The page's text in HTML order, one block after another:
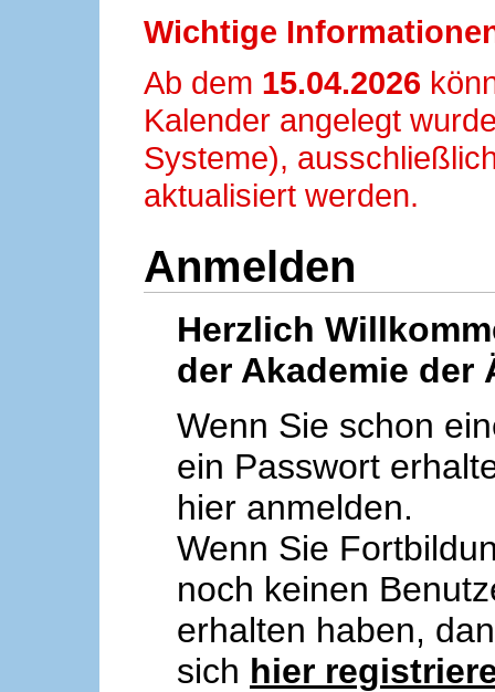
Wichtige
Ab dem 15.04.2026
Kalender angelegt
Systeme),
aktualisiert werden.
Anmelden
Herzlich
der Akademie der
Wenn Sie schon
ein Passwort
hier anmelden.
Wenn Sie
noch keinen
erhalten haben,
sich hier